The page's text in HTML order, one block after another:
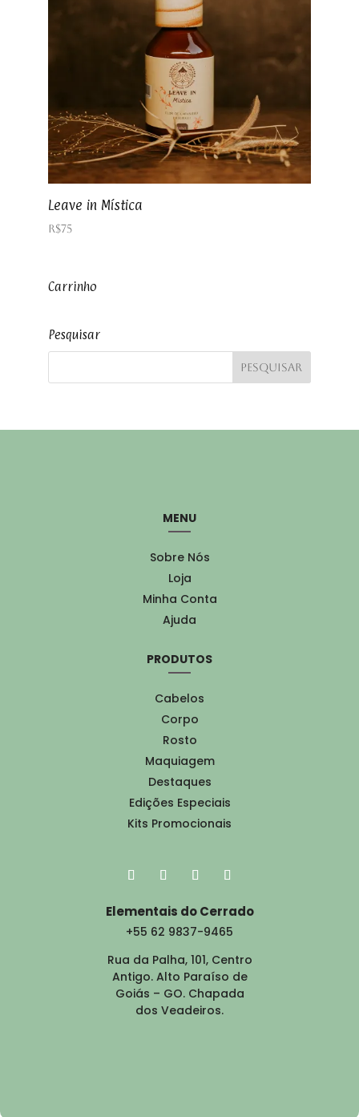
Leave in Mística
R$75
Carrinho
Pesquisar
MENU
Sobre Nós
Loja
Minha Conta
Ajuda
PRODUTOS
Cabelos
Corpo
Rosto
Maquiagem
Destaques
Edições Especiais
Kits Promocionais
Elementais do Cerrado
+55 62 9837-9465
Rua da Palha, 101, Centro
Antigo. Alto Paraíso de
Goiás – GO. Chapada
dos Veadeiros.